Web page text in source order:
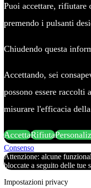
Puoi accettare, rifiutare
premendo i pulsanti
Chiudendo questa
Accettando, sei
possono essere raccolti
misurare l'efficacia
AccettaRifiuta
Consenso
Attenzione: alcune
bloccate a seguito delle tue
Impostazioni privacy